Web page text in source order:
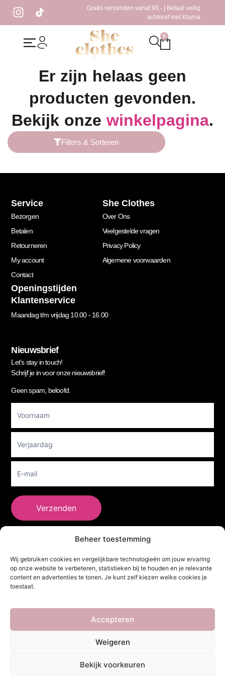
Beheer toestemming
Wij gebruiken cookies en vergelijkbare technologieën om jouw ervaring
op onze website te verbeteren, statistieken bij te houden en je relevante
content en advertenties te tonen. Je kunt zelf kiezen welke cookies je
toestaat.
Accepteren
Weigeren
Bekijk voorkeuren
Gratis verzenden vanaf 99,- | Betaal veilig
achteraf met Klarna
0
/ Producten getagged “zwarte tas”
Er zijn helaas geen
producten gevonden.
Bekijk onze winkelpagina.
Filters & Sorteren
Service
Bezorgen
Betalen
Retourneren
My account
Contact
She Clothes
Over Ons
Veelgestelde vragen
Privacy Policy
Algemene voorwaarden
Openingstijden
Klantenservice
Maandag t/m vrijdag 10.00 - 16.00
Nieuwsbrief
Let’s stay in touch!
Schrijf je in voor onze nieuwsbrief!
Geen spam, beloofd.
Newsletter
Verzenden
Adres
. Alle rechten voorbehouden. Powered by
Webdesigner &YHDS